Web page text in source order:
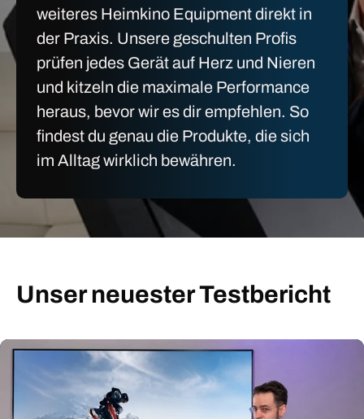
weiteres Heimkino Equipment direkt in
der Praxis. Unsere geschulten Profis
prüfen jedes Gerät auf Herz und Nieren
und kitzeln die maximale Performance
heraus, bevor wir es dir empfehlen. So
findest du genau die Produkte, die sich
im Alltag wirklich bewähren.
Unser neuester Testbericht